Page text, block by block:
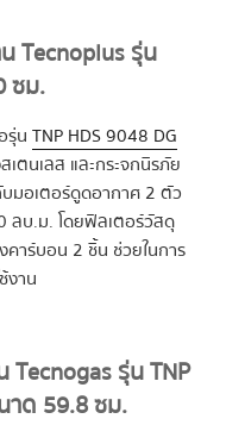
Tecnoplus รุ่น
ซม.
รุ่น TNP HDS 9048 DG
ตนเลส และกระจกนิรภัย
มอเตอร์ดูดอากาศ 2 ตัว
ลบ.ม. โดยฟิลเตอร์วัสดุ
าร์บอน 2 ชิ้น ช่วยในการ
งาน
รุ่น TNP
าด 59.8 ซม.